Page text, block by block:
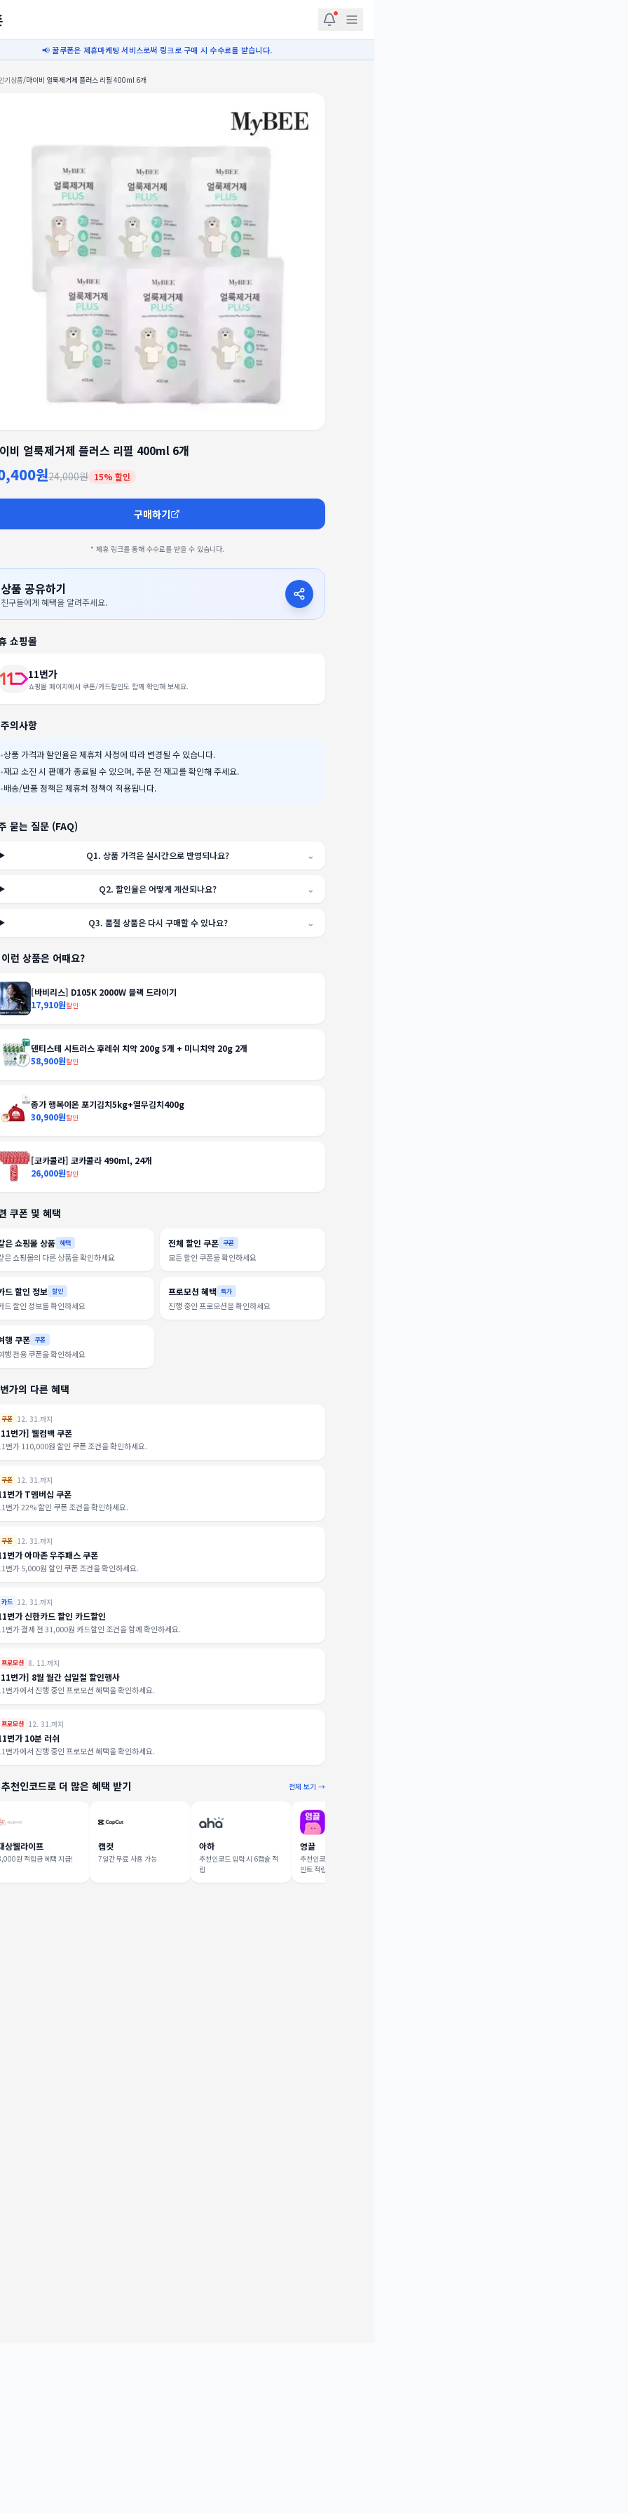
📢 꿀쿠폰은 제휴마케팅 서비스로써 링크로 구매 시 수수료를 받습니다.
기상품/마이비 얼룩제거제 플러스 리필 400ml 6개
비 얼룩제거제 플러스 리필 400ml 6개
원24,000원 15% 할인
구매하기
* 제휴 링크를 통해 수수료를 받을 수 있습니다.
상품 공유하기
친구들에게 혜택을 알려주세요.
쇼핑몰
11번가
쇼핑몰 페이지에서 쿠폰/카드할인도 함께 확인해 보세요.
의사항
•상품 가격과 할인율은 제휴처 사정에 따라 변경될 수 있습니다.
•재고 소진 시 판매가 종료될 수 있으며, 주문 전 재고를 확인해 주세요.
•배송/반품 정책은 제휴처 정책이 적용됩니다.
묻는 질문 (FAQ)
Q1.상품 가격은 실시간으로 반영되나요? ⌄
Q2.할인율은 어떻게 계산되나요? ⌄
Q3. 품절 상품은 다시 구매할 수 있나요? ⌄
런 상품은 어때요?
[바비리스] D105K 2000W 블랙 드라이기
17,910원할인
덴티스테 시트러스 후레쉬 치약 200g 5개 + 미니치약 20g 2개
58,900원할인
종가 행복이온 포기김치5kg+열무김치400g
30,900원할인
[코카콜라] 코카콜라 490ml, 24개
26,000원할인
쿠폰 및 혜택
은 쇼핑몰 상품 혜택
은 쇼핑몰의 다른 상품을 확인하세요
전체 할인 쿠폰 쿠폰
모든 할인 쿠폰을 확인하세요
드 할인 정보 할인
드 할인 정보를 확인하세요
프로모션 혜택 특가
진행 중인 프로모션을 확인하세요
행 쿠폰 쿠폰
행 전용 쿠폰을 확인하세요
가의 다른 혜택
쿠폰 12. 31.까지
번가] 웰컴백 쿠폰
번가 110,000원 할인 쿠폰 조건을 확인하세요.
쿠폰 12. 31.까지
번가 T멤버십 쿠폰
번가 22% 할인 쿠폰 조건을 확인하세요.
쿠폰 12. 31.까지
번가 아마존 우주패스 쿠폰
번가 5,000원 할인 쿠폰 조건을 확인하세요.
카드 12. 31.까지
번가 신한카드 할인 카드할인
번가 결제 전 31,000원 카드할인 조건을 함께 확인하세요.
프로모션 8. 11.까지
번가] 8월 월간 십일절 할인행사
번가에서 진행 중인 프로모션 혜택을 확인하세요.
프로모션 12. 31.까지
번가 10분 러쉬
번가에서 진행 중인 프로모션 혜택을 확인하세요.
천인코드로 더 많은 혜택 받기 전체 보기 →
상웰라이프
원 적립금 혜택 지급!
캡컷
7일간 무료 사용 가능
아하
추천인코드 입력 시 6캡슐 적
립
영끌
추천인코드 입력 시 1,000 포
인트 적립